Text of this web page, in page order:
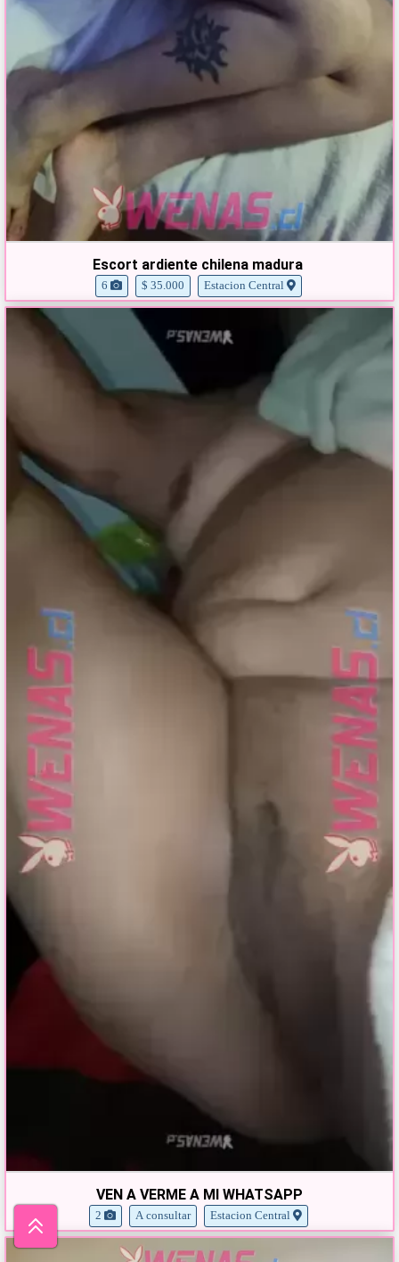
Escort ardiente chilena madura
6 $ 35.000 Estacion Central
VEN A VERME A MI WHATSAPP
2 A consultar Estacion Central